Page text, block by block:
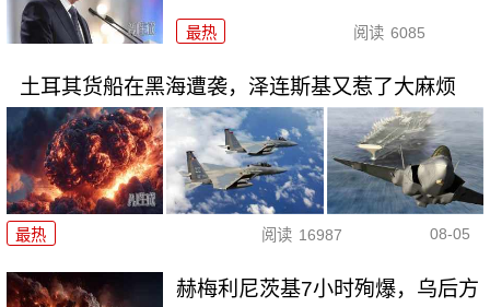
最热 阅读 6085
土耳其货船在黑海遭袭，泽连斯基又惹了大麻烦
最热 阅读 16987 08-05
赫梅利尼茨基7小时殉爆，乌后方